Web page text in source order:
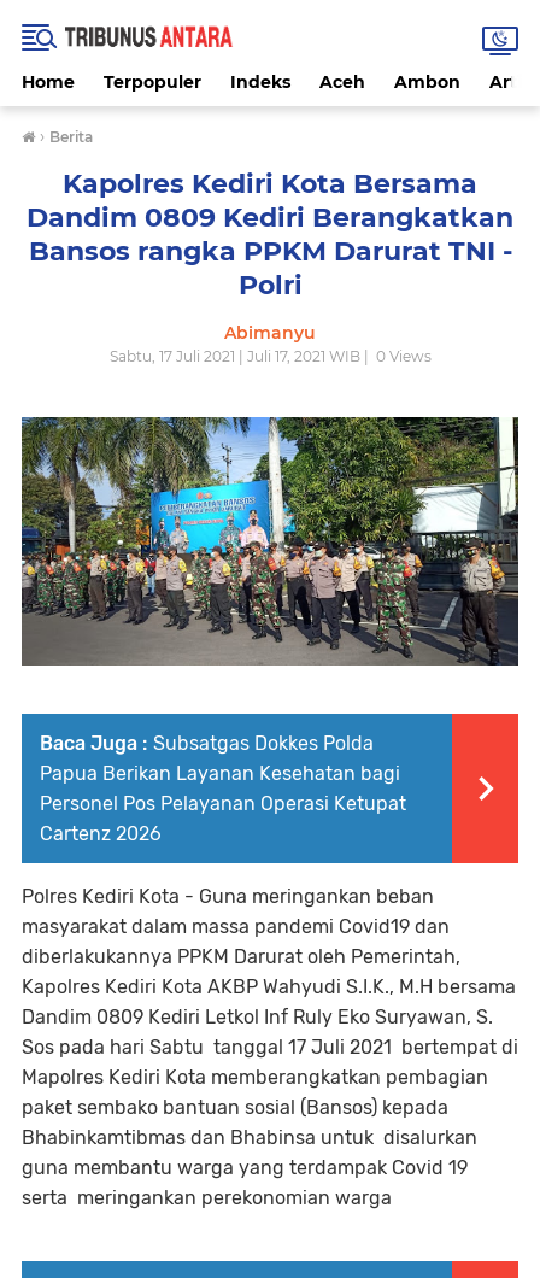
Home Terpopuler Indeks Aceh Ambon
› Berita
Kapolres Kediri Kota Bersama
Dandim 0809 Kediri Berangkatkan
Bansos rangka PPKM Darurat TNI -
Polri
Abimanyu
Sabtu, 17 Juli 2021 | Juli 17, 2021 WIB | 0Views
Baca Juga : Subsatgas Dokkes Polda
Papua Berikan Layanan Kesehatan bagi
Personel Pos Pelayanan Operasi Ketupat
Cartenz 2026
Polres Kediri Kota - Guna meringankan beban
masyarakat dalam massa pandemi Covid19 dan
diberlakukannya PPKM Darurat oleh Pemerintah,
Kapolres Kediri Kota AKBP Wahyudi S.I.K., M.H bersama
Dandim 0809 Kediri Letkol Inf Ruly Eko Suryawan, S.
Sos pada hari Sabtu tanggal 17 Juli 2021 bertempat di
Mapolres Kediri Kota memberangkatkan pembagian
paket sembako bantuan sosial (Bansos) kepada
Bhabinkamtibmas dan Bhabinsa untuk disalurkan
guna membantu warga yang terdampak Covid 19
serta meringankan perekonomian warga